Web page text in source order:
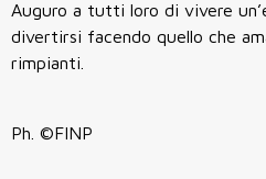
Auguro a tutti loro di vivere
divertirsi facendo quello che
rimpianti.
Ph. ©FINP